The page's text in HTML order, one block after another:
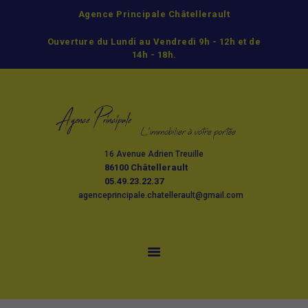
Agence Principale Châtellerault
Ouverture du Lundi au Vendredi 9h - 12h et de
14h - 18h.
16 Avenue Adrien Treuille
86100 Châtellerault
05.49.23.22.37
agenceprincipale.chatellerault@gmail.com
LOUER
ESTIMATION ET
L’AGENCE
CONTACT